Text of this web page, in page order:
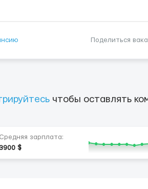
Поделиться
чтобы оставлять
Средняя зарплата:
3900 $